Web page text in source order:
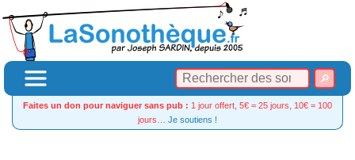
Faites un don pour naviguer sans pub : 1 jour offert, 5€ = 25 jours, 10€ = 100
jours… Je soutiens !